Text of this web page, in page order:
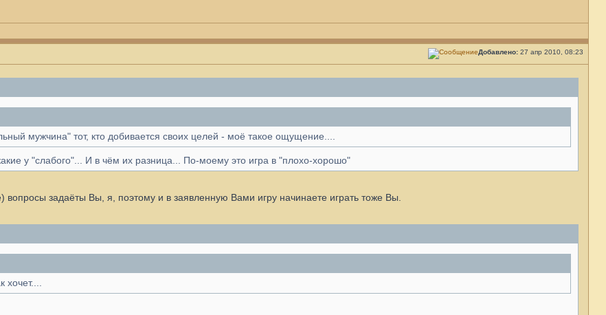
Добавлено: 27 апр 2010, 08:23
мужчина" тот, кто добивается своих целей - моё такое ощущение....
у "слабого"... И в чём их разница... По-моему это игра в "плохо-хорошо"
задаёты Вы, я, поэтому и в заявленную Вами игру начинаете играть тоже Вы.